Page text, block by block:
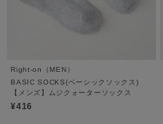
Right-on（MEN）
BASIC SOCKS(ベーシックソックス)
【メンズ】ムジクォーターソックス
¥416